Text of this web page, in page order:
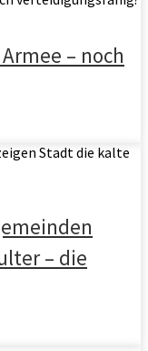
– noch
– die